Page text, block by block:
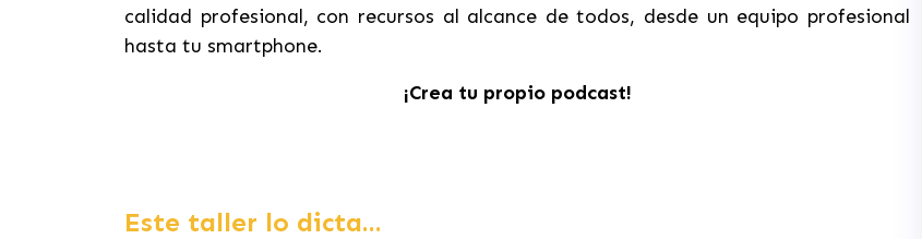
calidad profesional, con recursos al alcance de todos, desde un equipo profesional
hasta tu smartphone.
¡Crea tu propio podcast!
Este taller lo dicta...